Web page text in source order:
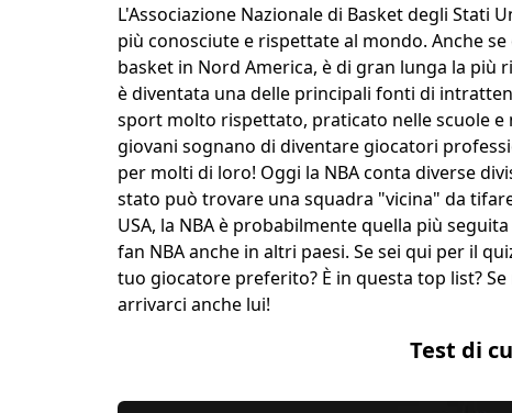
L'Associazione Nazionale di Basket degli Stati
più conosciute e rispettate al mondo. Anche
basket in Nord America, è di gran lunga la più
è diventata una delle principali fonti di
sport molto rispettato, praticato nelle scuole
giovani sognano di diventare giocatori
per molti di loro! Oggi la NBA conta diverse
stato può trovare una squadra "vicina" da
USA, la NBA è probabilmente quella più
fan NBA anche in altri paesi. Se sei qui per il
tuo giocatore preferito? È in questa top list?
arrivarci anche lui!
Test di